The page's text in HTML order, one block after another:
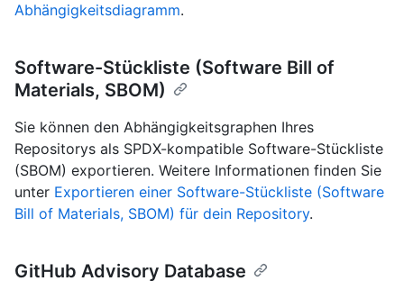
Abhängigkeitsdiagramm.
Software-Stückliste (Software Bill of
Materials, SBOM)
Sie können den Abhängigkeitsgraphen Ihres
Repositorys als SPDX-kompatible Software-Stückliste
(SBOM) exportieren. Weitere Informationen finden Sie
unter Exportieren einer Software-Stückliste (Software
Bill of Materials, SBOM) für dein Repository.
GitHub Advisory Database